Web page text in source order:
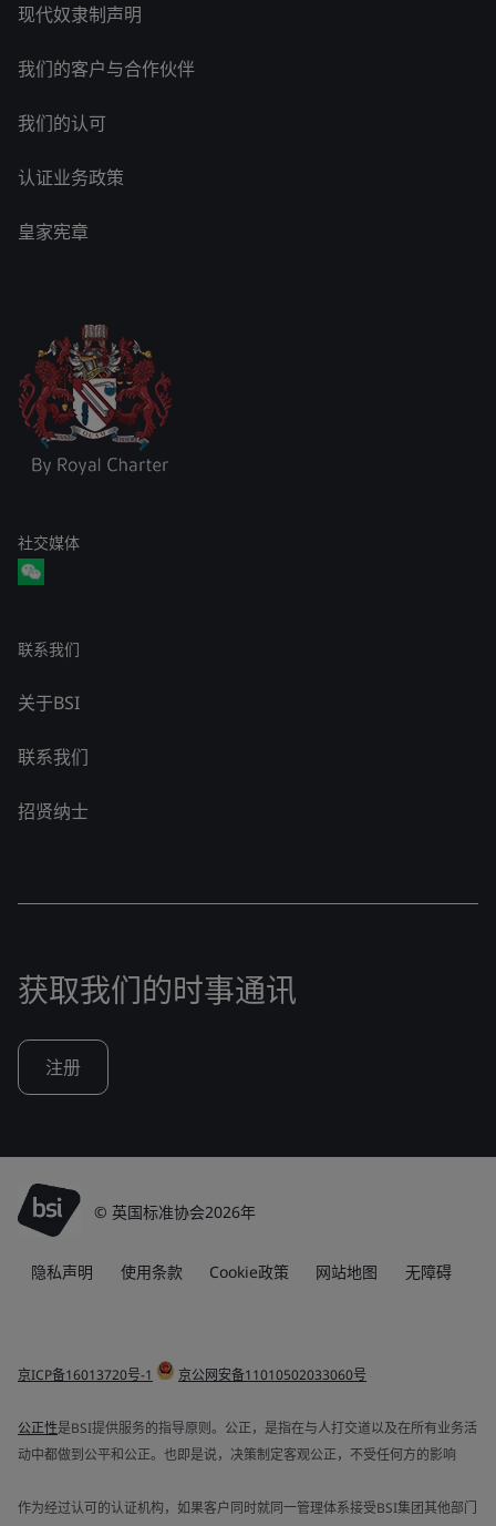
现代奴隶制声明
我们的客户与合作伙伴
我们的认可
认证业务政策
皇家宪章
社交媒体
联系我们
关于BSI
联系我们
招贤纳士
获取我们的时事通讯
注册
© 英国标准协会2026年
隐私声明 使用条款 Cookie政策 网站地图 无障碍
京ICP备16013720号-1 京公网安备11010502033060号
公正性是BSI提供服务的指导原则。公正，是指在与人打交道以及在所有业务活
动中都做到公平和公正。也即是说，决策制定客观公正，不受任何方的影响
作为经过认可的认证机构，如果客户同时就同一管理体系接受BSI集团其他部门